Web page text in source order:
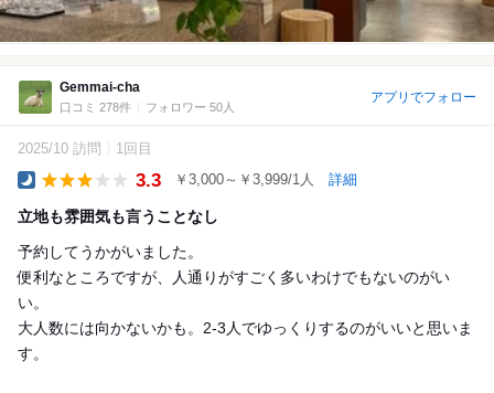
Gemmai-cha
口コミ 278件 フォロワー 50人
アプリでフォロー
2025/10 訪問 1回目
3.3 ￥3,000～￥3,999/1人 詳細
立地も雰囲気も言うことなし
予約してうかがいました。
便利なところですが、人通りがすごく多いわけでもないのがい
い。
大人数には向かないかも。2‐3人でゆっくりするのがいいと思いま
す。